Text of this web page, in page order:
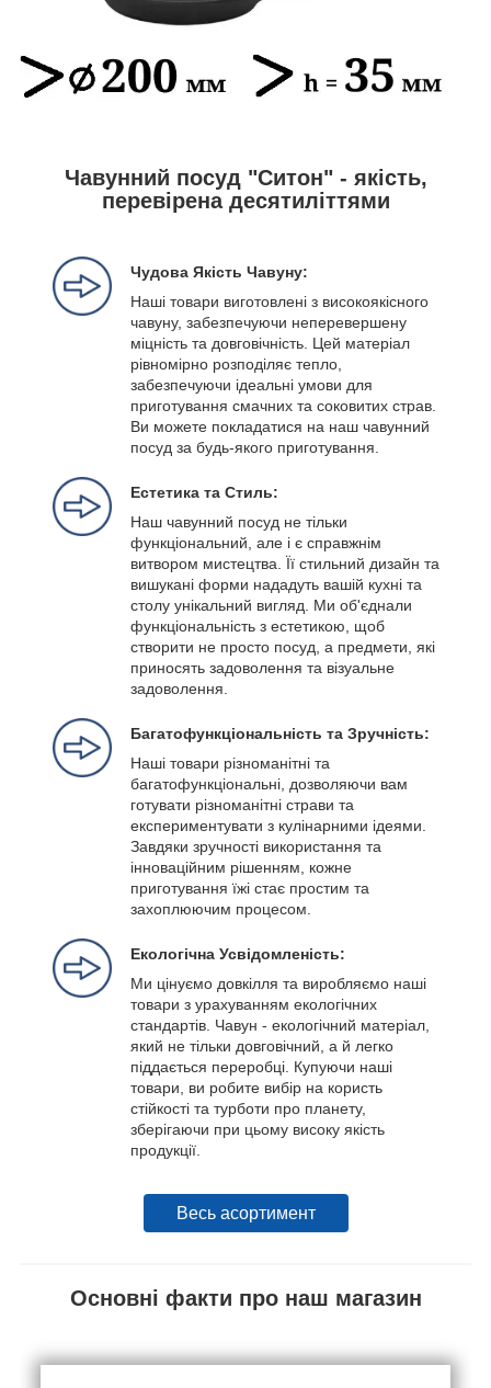
Чавунний посуд "Ситон" - якість,
перевірена десятиліттями
Чудова Якість Чавуну:
Наші товари виготовлені з високоякісного
чавуну, забезпечуючи неперевершену
міцність та довговічність. Цей матеріал
рівномірно розподіляє тепло,
забезпечуючи ідеальні умови для
приготування смачних та соковитих страв.
Ви можете покладатися на наш чавунний
посуд за будь-якого приготування.
Естетика та Стиль:
Наш чавунний посуд не тільки
функціональний, але і є справжнім
витвором мистецтва. Її стильний дизайн та
вишукані форми нададуть вашій кухні та
столу унікальний вигляд. Ми об'єднали
функціональність з естетикою, щоб
створити не просто посуд, а предмети, які
приносять задоволення та візуальне
задоволення.
Багатофункціональність та Зручність:
Наші товари різноманітні та
багатофункціональні, дозволяючи вам
готувати різноманітні страви та
експериментувати з кулінарними ідеями.
Завдяки зручності використання та
інноваційним рішенням, кожне
приготування їжі стає простим та
захоплюючим процесом.
Екологічна Усвідомленість:
Ми цінуємо довкілля та виробляємо наші
товари з урахуванням екологічних
стандартів. Чавун - екологічний матеріал,
який не тільки довговічний, а й легко
піддається переробці. Купуючи наші
товари, ви робите вибір на користь
стійкості та турботи про планету,
зберігаючи при цьому високу якість
продукції.
Весь асортимент
Основні факти про наш магазин